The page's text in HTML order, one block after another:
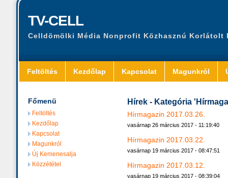
TV-CELL
Celldömölki Média Nonprofit Közhasznú Korlátolt
Feltöltés Kezdőlap Kapcsolat Magunkról
Főmenü
Feltöltés
Kezdőlap
Kapcsolat
Magunkról
Új Kemenesalja
Közzététel
Hírek - Kategória
Hírmagazin 2017.03.26.
vasárnap 26 március 2017 - 11:19:40
Hírmagazin 2017.03.22.
vasárnap 19 március 2017 - 08:47:51
Hírmagazin 2017.03.12.
vasárnap 19 március 2017 - 08:39:04